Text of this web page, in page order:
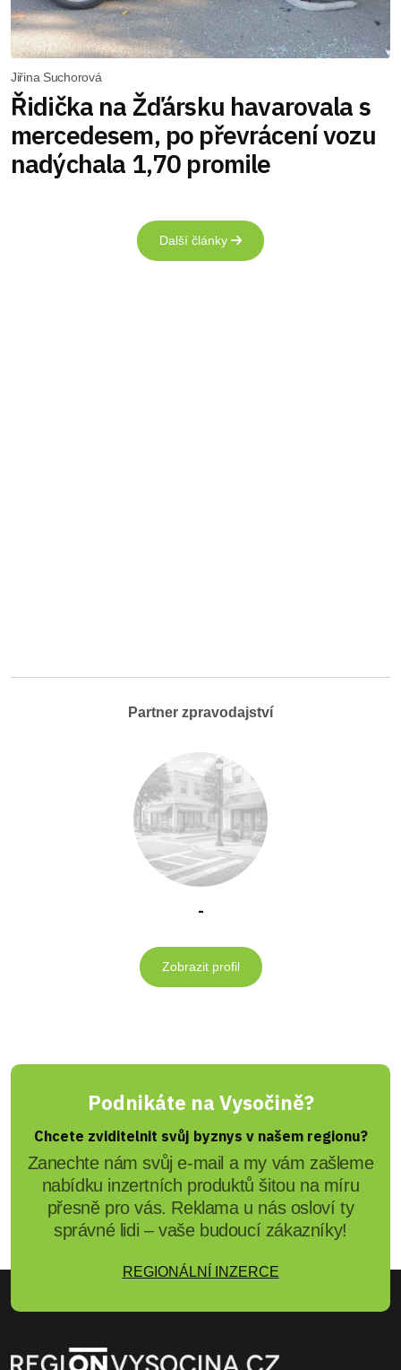
Jiřina Suchorová
Řidička na Žďársku havarovala s
mercedesem, po převrácení vozu
nadýchala 1,70 promile
Další články
Partner zpravodajství
-
Zobrazit profil
Podnikáte na Vysočině?
Chcete zviditelnit svůj byznys v našem regionu?
Zanechte nám svůj e-mail a my vám zašleme
nabídku inzertních produktů šitou na míru
přesně pro vás. Reklama u nás osloví ty
správné lidi – vaše budoucí zákazníky!
REGIONÁLNÍ INZERCE